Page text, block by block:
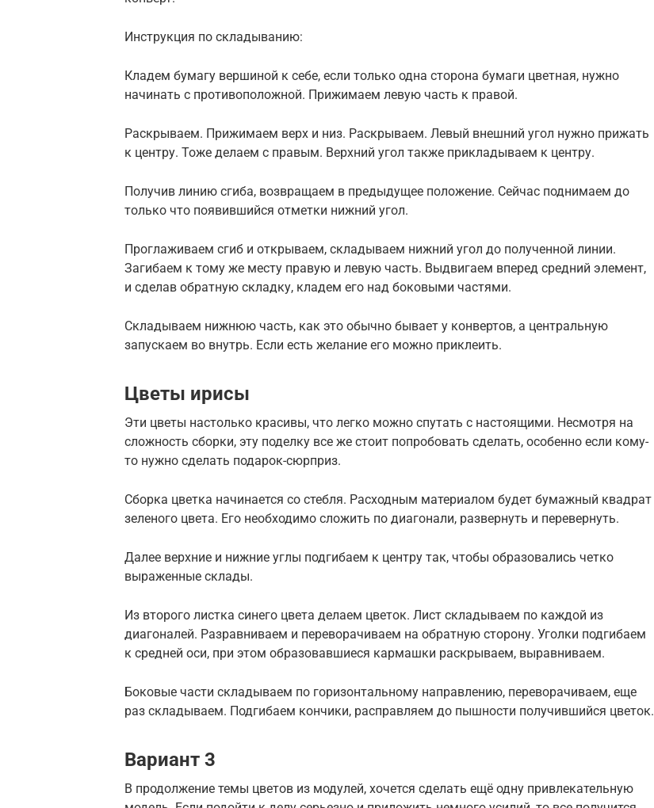
Инструкция по складыванию:
Кладем бумагу вершиной к себе, если только одна сторона бумаги цветная, нужно
начинать с противоположной. Прижимаем левую часть к правой.
Раскрываем. Прижимаем верх и низ. Раскрываем. Левый внешний угол нужно прижать
к центру. Тоже делаем с правым. Верхний угол также прикладываем к центру.
Получив линию сгиба, возвращаем в предыдущее положение. Сейчас поднимаем до
только что появившийся отметки нижний угол.
Проглаживаем сгиб и открываем, складываем нижний угол до полученной линии.
Загибаем к тому же месту правую и левую часть. Выдвигаем вперед средний элемент,
и сделав обратную складку, кладем его над боковыми частями.
Складываем нижнюю часть, как это обычно бывает у конвертов, а центральную
запускаем во внутрь. Если есть желание его можно приклеить.
Цветы ирисы
Эти цветы настолько красивы, что легко можно спутать с настоящими. Несмотря на
сложность сборки, эту поделку все же стоит попробовать сделать, особенно если кому-
то нужно сделать подарок-сюрприз.
Сборка цветка начинается со стебля. Расходным материалом будет бумажный квадрат
зеленого цвета. Его необходимо сложить по диагонали, развернуть и перевернуть.
Далее верхние и нижние углы подгибаем к центру так, чтобы образовались четко
выраженные склады.
Из второго листка синего цвета делаем цветок. Лист складываем по каждой из
диагоналей. Разравниваем и переворачиваем на обратную сторону. Уголки подгибаем
к средней оси, при этом образовавшиеся кармашки раскрываем, выравниваем.
Боковые части складываем по горизонтальному направлению, переворачиваем, еще
раз складываем. Подгибаем кончики, расправляем до пышности получившийся цветок.
Вариант 3
В продолжение темы цветов из модулей, хочется сделать ещё одну привлекательную